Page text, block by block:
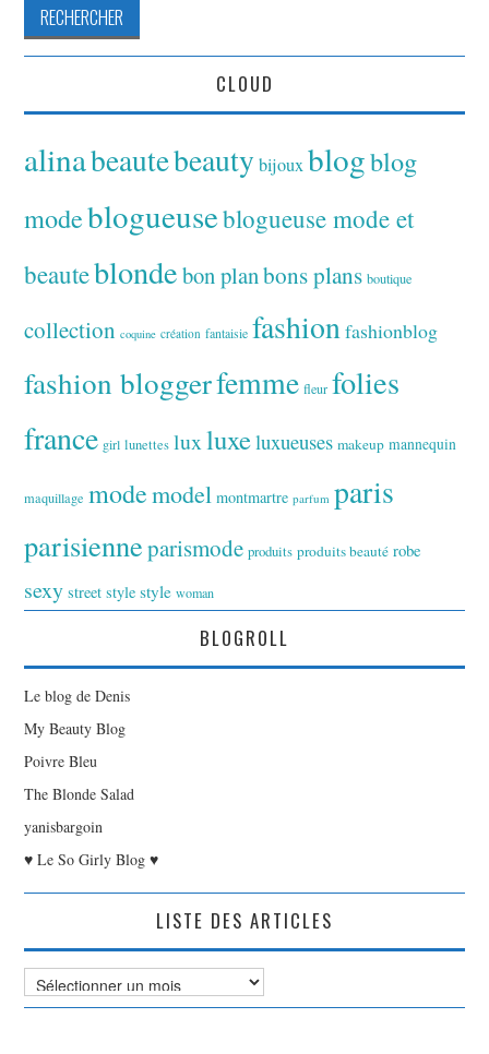
CLOUD
alinabeautebeauty bijoux blogblog
modeblogueuseblogueuse mode et
beauteblondebon planbons plans boutique
collection coquine création fantaisie fashionfashionblog
fashion bloggerfemme fleur folies
france girl lunettes luxluxeluxueuses makeup mannequin
maquillage modemodel montmartre parfum paris
parisienneparismode produits produits beauté robe
sexy street style style woman
BLOGROLL
Le blog de Denis
My Beauty Blog
Poivre Bleu
The Blonde Salad
yanisbargoin
♥ Le So Girly Blog ♥
LISTE DES ARTICLES
Liste
des